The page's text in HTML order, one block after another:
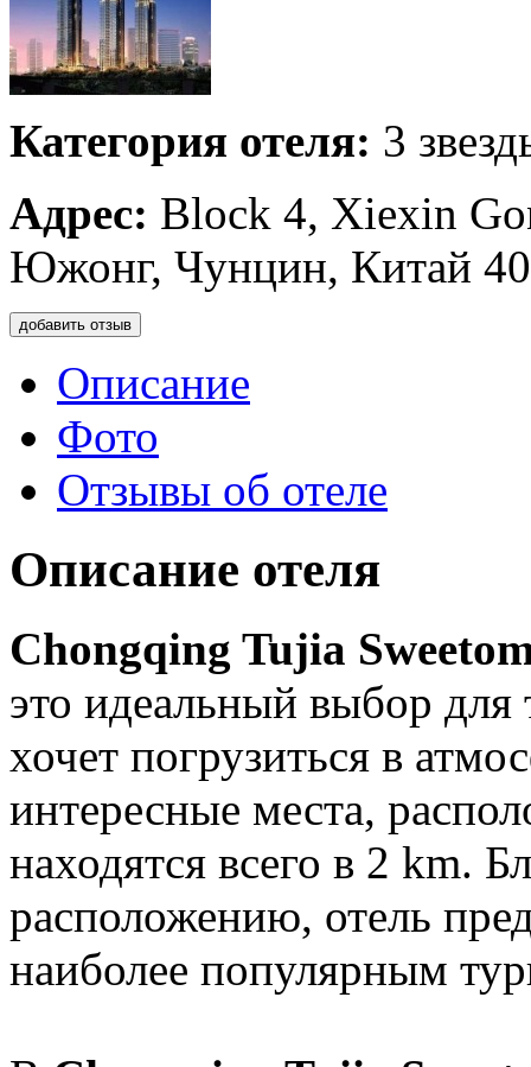
Категория отеля: 3
Адрес: Block 4, Xiexin
Южонг, Чунцин, Китай
добавить отзыв
Описание
Фото
Отзывы об отеле
Описание отеля
Chongqing Tujia
это идеальный выбор для
хочет погрузиться в
интересные места,
находятся всего в 2 km.
расположению, отель
наиболее популярным